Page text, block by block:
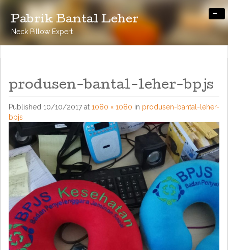
Pabrik Bantal Leher
Neck Pillow Expert
-
produsen-bantal-leher-bpjs
Published 10/10/2017 at 1080 × 1080 in produsen-bantal-leher-
bpjs